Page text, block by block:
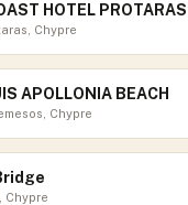
HOTEL PROTARAS
Chypre
APOLLONIA BEACH
Chypre
Chypre